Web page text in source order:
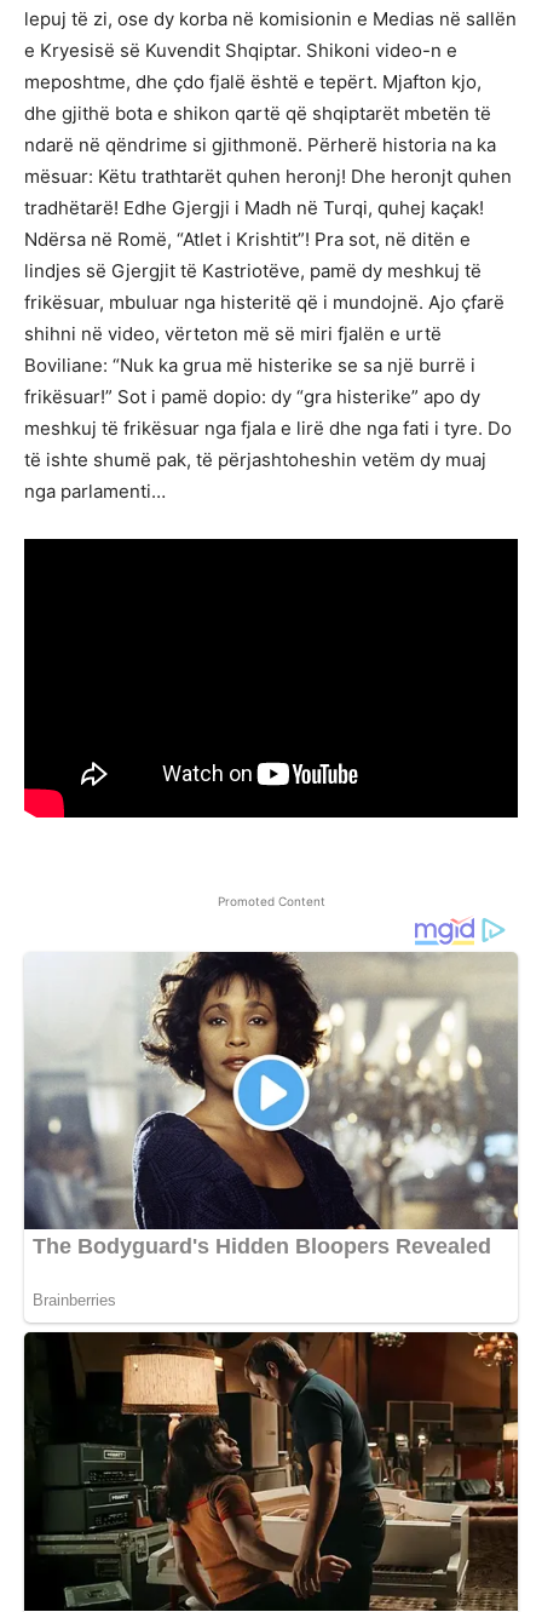
lepuj të zi, ose dy korba në komisionin e Medias në sallën
e Kryesisë së Kuvendit Shqiptar. Shikoni video-n e
meposhtme, dhe çdo fjalë është e tepërt. Mjafton kjo,
dhe gjithë bota e shikon qartë që shqiptarët mbetën të
ndarë në qëndrime si gjithmonë. Përherë historia na ka
mësuar: Këtu trathtarët quhen heronj! Dhe heronjt quhen
tradhëtarë! Edhe Gjergji i Madh në Turqi, quhej kaçak!
Ndërsa në Romë, “Atlet i Krishtit”! Pra sot, në ditën e
lindjes së Gjergjit të Kastriotëve, pamë dy meshkuj të
frikësuar, mbuluar nga histeritë që i mundojnë. Ajo çfarë
shihni në video, vërteton më së miri fjalën e urtë
Boviliane: “Nuk ka grua më histerike se sa një burrë i
frikësuar!” Sot i pamë dopio: dy “gra histerike” apo dy
meshkuj të frikësuar nga fjala e lirë dhe nga fati i tyre. Do
të ishte shumë pak, të përjashtoheshin vetëm dy muaj
nga parlamenti…
Promoted Content